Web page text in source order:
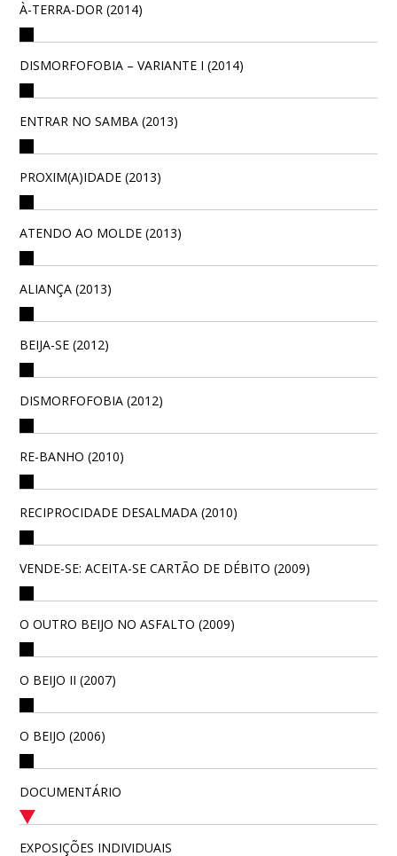
À-TERRA-DOR (2014)
DISMORFOFOBIA – VARIANTE I (2014)
ENTRAR NO SAMBA (2013)
PROXIM(A)IDADE (2013)
ATENDO AO MOLDE (2013)
ALIANÇA (2013)
BEIJA-SE (2012)
DISMORFOFOBIA (2012)
RE-BANHO (2010)
RECIPROCIDADE DESALMADA (2010)
VENDE-SE: ACEITA-SE CARTÃO DE DÉBITO (2009)
O OUTRO BEIJO NO ASFALTO (2009)
O BEIJO II (2007)
O BEIJO (2006)
DOCUMENTÁRIO
EXPOSIÇÕES INDIVIDUAIS